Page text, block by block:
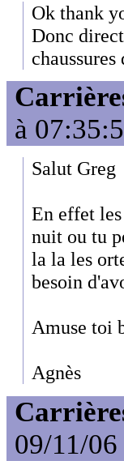
Ok thank
Donc
à
Salut Greg
En effet
nuit ou tu
la la les
besoin
Amuse toi
Agnès
09/11/